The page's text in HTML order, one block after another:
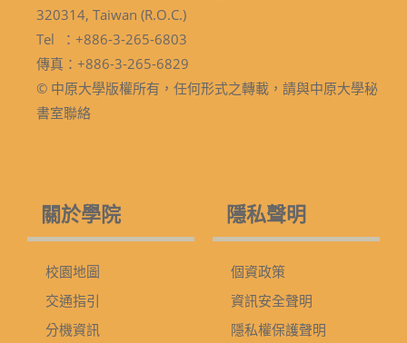
320314, Taiwan (R.O.C.)
Tel ：+886-3-265-6803
傳真：+886-3-265-6829
© 中原大學版權所有，任何形式之轉載，請與中原大學秘
書室聯絡
關於學院
校園地圖
交通指引
分機資訊
隱私聲明
個資政策
資訊安全聲明
隱私權保護聲明